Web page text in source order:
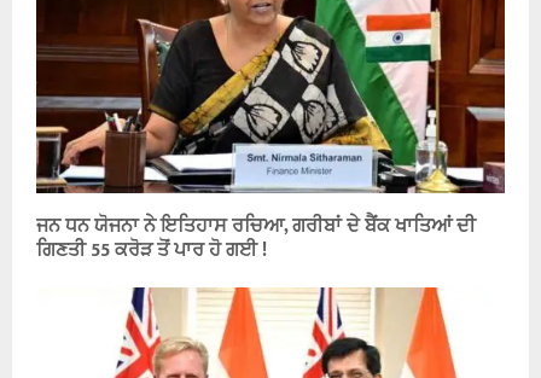
ਜਨ ਧਨ ਯੋਜਨਾ ਨੇ ਇਤਿਹਾਸ ਰਚਿਆ, ਗਰੀਬਾਂ ਦੇ ਬੈਂਕ ਖਾਤਿਆਂ ਦੀ
ਗਿਣਤੀ 55 ਕਰੋੜ ਤੋਂ ਪਾਰ ਹੋ ਗਈ !